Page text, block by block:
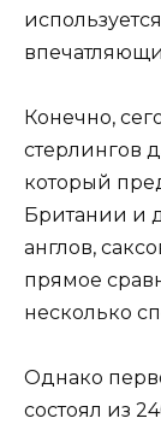
Конечно,
стерлингов
который
Британии и
англов,
прямое
несколько
Однако
состоял из